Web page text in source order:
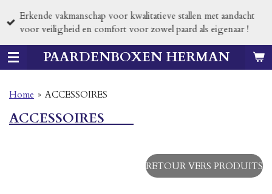
Passer
au
principal PAARDENBOXEN HERMAN
Erkende vakmanschap voor kwalitatieve stallen met aandacht
voor veiligheid en comfort voor zowel paard als eigenaar !
Home » ACCESSOIRES
ACCESSOIRES
RETOUR VERS PRODUITS